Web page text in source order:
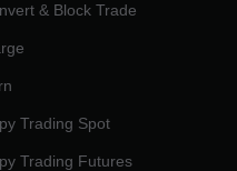
& Block Trade
Trading Spot
Trading Futures